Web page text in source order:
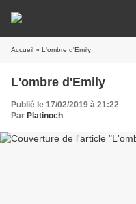
Accueil » L'ombre d'Emily
L'ombre d'Emily
Publié le 17/02/2019 à 21:22
Par Platinoch